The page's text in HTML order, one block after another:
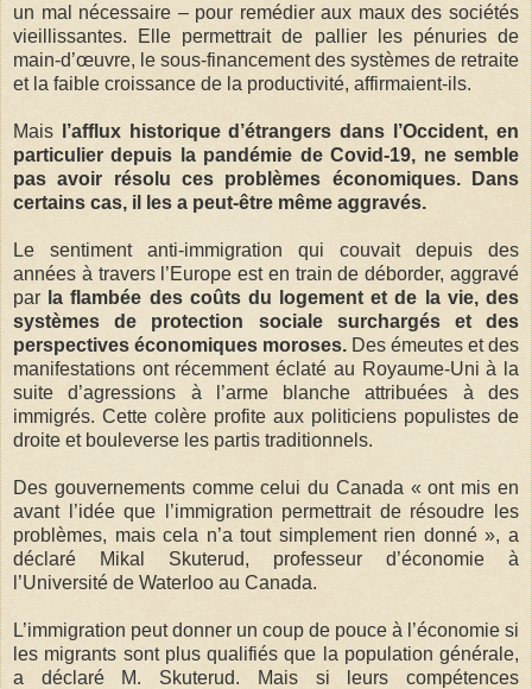
un mal nécessaire – pour remédier aux maux des sociétés
vieillissantes. Elle permettrait de pallier les pénuries de
main-d’œuvre, le sous-financement des systèmes de retraite
et la faible croissance de la productivité, affirmaient-ils.
Mais l’afflux historique d’étrangers dans l’Occident, en
particulier depuis la pandémie de Covid-19, ne semble
pas avoir résolu ces problèmes économiques. Dans
certains cas, il les a peut-être même aggravés.
Le sentiment anti-immigration qui couvait depuis des
années à travers l’Europe est en train de déborder, aggravé
par la flambée des coûts du logement et de la vie, des
systèmes de protection sociale surchargés et des
perspectives économiques moroses. Des émeutes et des
manifestations ont récemment éclaté au Royaume-Uni à la
suite d’agressions à l’arme blanche attribuées à des
immigrés. Cette colère profite aux politiciens populistes de
droite et bouleverse les partis traditionnels.
Des gouvernements comme celui du Canada « ont mis en
avant l’idée que l’immigration permettrait de résoudre les
problèmes, mais cela n’a tout simplement rien donné », a
déclaré Mikal Skuterud, professeur d’économie à
l’Université de Waterloo au Canada.
L’immigration peut donner un coup de pouce à l’économie si
les migrants sont plus qualifiés que la population générale,
a déclaré M. Skuterud. Mais si leurs compétences